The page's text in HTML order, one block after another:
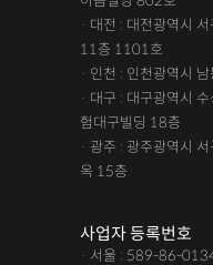
· 대전 : 대전광역시
11층 1101호
· 인천 : 인천광역시
· 대구 : 대구광역시
험대구빌딩 18층
· 광주 : 광주광역시
옥 15층
사업자 등록번호
· 서울 : 589-86-